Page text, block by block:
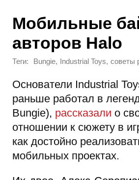
Мобильные
авторов Halo
Теги: Bungie, Industrial Toys, советы
Основатели Industrial
раньше работал в
Bungie), рассказали о
отношении к сюжету в
как достойно
мобильных проектах.